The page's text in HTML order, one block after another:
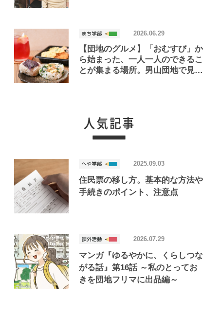
【団地のグルメ】「おむすび」か
ら始まった、一人一人のできるこ
とが集まる場所。男山団地で見つ
2026.06.29
住民票の移し方。基本的な方法や
手続きのポイント、注意点
2025.09.03
マンガ『ゆるやかに、くらしつな
がる話』第16話 ～私のとってお
きを団地フリマに出品編～
2026.07.29